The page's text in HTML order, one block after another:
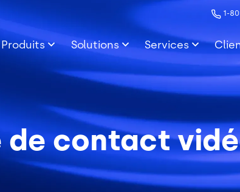
1-
Produits Solutions Services
contact